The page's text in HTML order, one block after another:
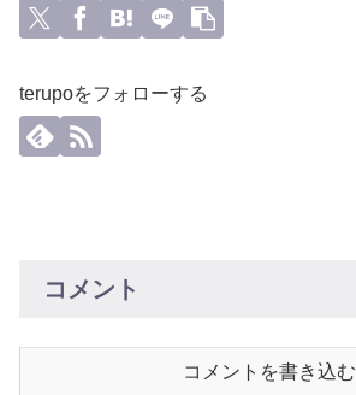
terupoをフォローする
コメント
コメントを書き込む